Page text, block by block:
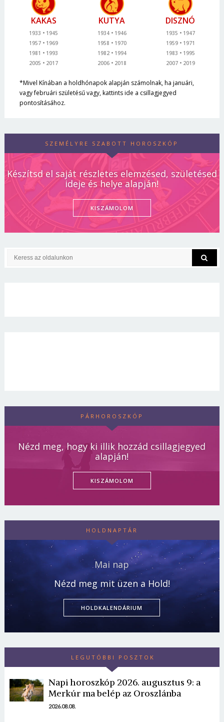
KAKAS
1933
1945
1957
1969
1981
1993
2005
2017
KUTYA
1934
1946
1958
1970
1982
1994
2006
2018
DISZNÓ
1935
1947
1959
1971
1983
1995
2007
2019
*Mivel Kínában a holdhónapok alapján számolnak, ha januári,
vagy februári születésű vagy, kattints ide a csillagjegyed
pontosításához.
SZEMÉLYRE SZABOTT HOROSZKÓP
Készítsd el saját részletes elemzésed, születésed
ideje és helye alapján!
KISZÁMOLOM
PÁRHOROSZKÓP
Nézd meg, hogy ki illik hozzád csillagjegyed
alapján!
KISZÁMOLOM
HOLDNAPTÁR
Mai nap
Nézd meg mit üzen a Hold!
HOLDKALENDÁRIUM
LEGUTÓBBI POSZTOK
Napi horoszkóp 2026. augusztus 9: a
Merkúr ma belép az Oroszlánba
2026.08.08.